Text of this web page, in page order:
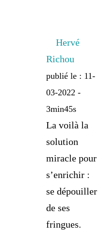
Hervé
Richou
publié le : 11-
03-2022 -
3min45s
La voilà la
solution
miracle pour
s’enrichir :
se dépouiller
de ses
fringues.